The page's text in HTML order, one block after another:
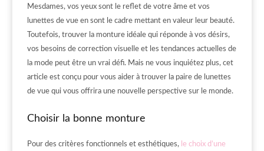
Mesdames, vos yeux sont le reflet de votre âme et vos
lunettes de vue en sont le cadre mettant en valeur leur beauté.
Toutefois, trouver la monture idéale qui réponde à vos désirs,
vos besoins de correction visuelle et les tendances actuelles de
la mode peut être un vrai défi. Mais ne vous inquiétez plus, cet
article est conçu pour vous aider à trouver la paire de lunettes
de vue qui vous offrira une nouvelle perspective sur le monde.
Choisir la bonne monture
Pour des critères fonctionnels et esthétiques, le choix d’une